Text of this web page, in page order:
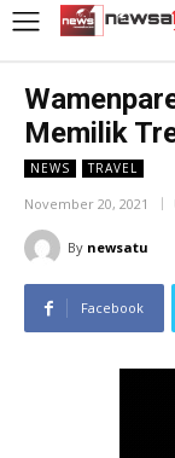
Memilik
NEWS TRAVEL
November 20, 2021
By newsatu
Facebook